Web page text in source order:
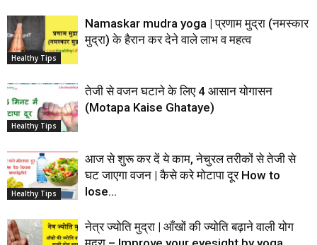
Healthy Tips
Namaskar mudra yoga | प्रणाम मुद्रा (नमस्कार
मुद्रा) के हैरान कर देने वाले लाभ व महत्व
Healthy Tips
तेजी से वजन घटाने के लिए 4 आसान योगासन
(Motapa Kaise Ghataye)
Healthy Tips
आज से शुरू कर दें ये काम, नेचुरल तरीकों से तेजी से
घट जाएगा वजन | कैसे करे मोटापा दूर How to
lose...
नेत्र ज्योति मुद्रा | आँखों की ज्योति बढ़ाने वाली योग